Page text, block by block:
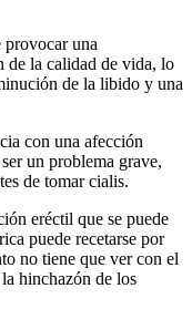
provocar una
la calidad de vida, lo
de la libido y una
con una afección
un problema grave,
de tomar cialis.
eréctil que se puede
puede recetarse por
no tiene que ver con el
hinchazón de los